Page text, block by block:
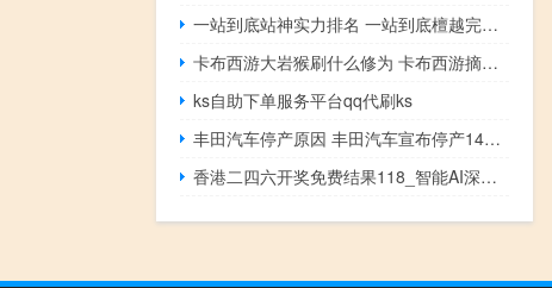
一站到底站神实力排名 一站到底檀越完整版
卡布西游大岩猴刷什么修为 卡布西游摘椰子的老猴
ks自助下单服务平台qq代刷ks
丰田汽车停产原因 丰田汽车宣布停产14座工厂
香港二四六开奖免费结果118_智能AI深度解析_好看视频版v32.26.319